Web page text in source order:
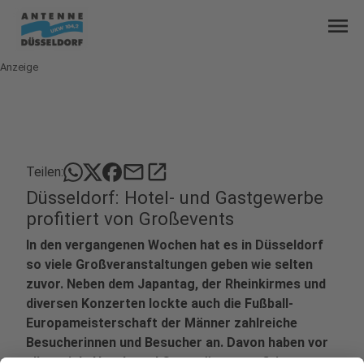
menu
Anzeige
Teilen: mailopen_in_new
Düsseldorf: Hotel- und Gastgewerbe
profitiert von Großevents
In den vergangenen Wochen hat es in Düsseldorf
so viele Großveranstaltungen geben wie selten
zuvor. Neben dem Japantag, der Rheinkirmes und
diversen Konzerten lockte auch die Fußball-
Europameisterschaft der Männer zahlreiche
Besucherinnen und Besucher an. Davon haben vor